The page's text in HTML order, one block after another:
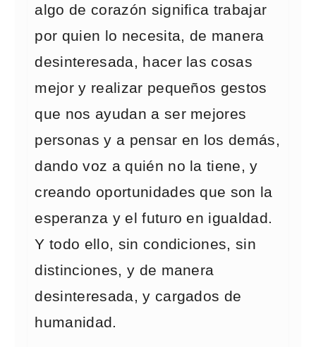
algo de corazón significa trabajar
por quien lo necesita, de manera
desinteresada, hacer las cosas
mejor y realizar pequeños gestos
que nos ayudan a ser mejores
personas y a pensar en los demás,
dando voz a quién no la tiene, y
creando oportunidades que son la
esperanza y el futuro en igualdad.
Y todo ello, sin condiciones, sin
distinciones, y de manera
desinteresada, y cargados de
humanidad.